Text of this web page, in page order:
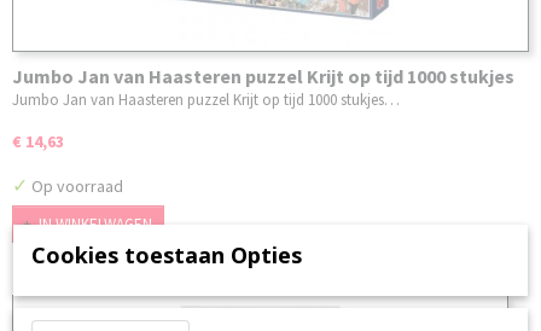
Jumbo Jan van Haasteren puzzel Krijt op tijd 1000 stukjes
Jumbo Jan van Haasteren puzzel Krijt op tijd 1000 stukjes…
€ 14,63
✓ Op voorraad
IN WINKELWAGEN
Cookies toestaan Opties